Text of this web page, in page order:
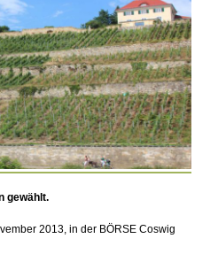
gewählt.
2013, in der BÖRSE Coswig